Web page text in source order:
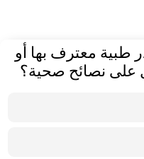
معترف بها أو
نصائح صحية؟